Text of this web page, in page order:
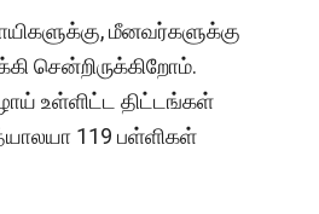
மீனவர்களுக்கு
சென்றிருக்கிறோம்.
உள்ளிட்ட திட்டங்கள்
119 பள்ளிகள்